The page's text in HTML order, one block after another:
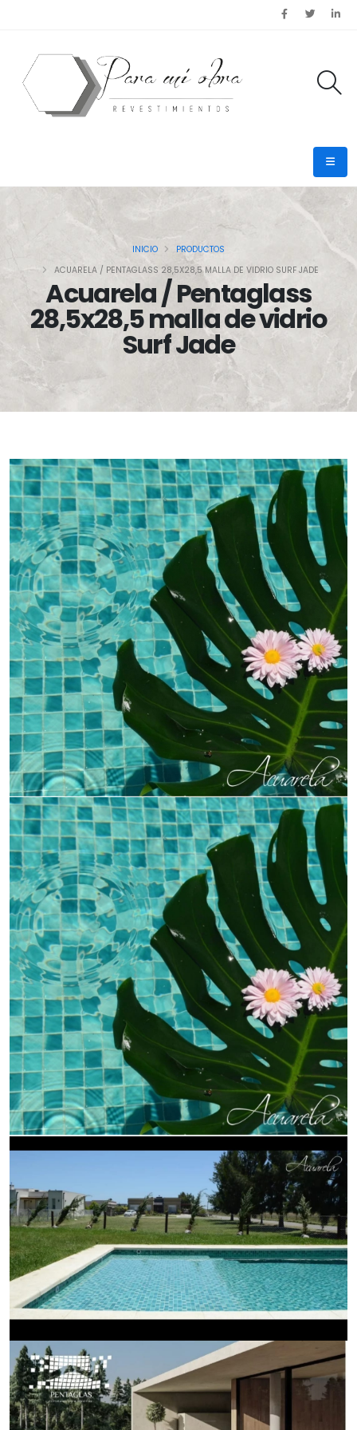
Acuarela / Pentaglass
28,5x28,5 malla de vidrio
Surf Jade
INICIO
PRODUCTOS
ACUARELA / PENTAGLASS 28,5X28,5 MALLA DE VIDRIO SURF JADE